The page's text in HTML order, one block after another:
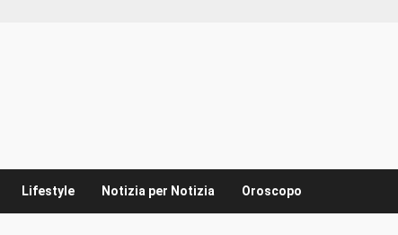
Lifestyle Notizia per Notizia Oroscopo